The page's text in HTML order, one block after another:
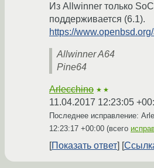
Из Allwinner только
поддерживается (6.1).
https://
Allwinner A64
Pine64
Arlecchino ★★
11.04.2017 12:23:05
Последнее исправление:
12:23:17 +00:00 (всего
Показать ответ